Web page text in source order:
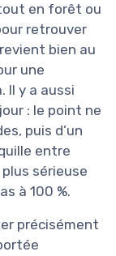
en forêt ou
retrouver
bien au
une
Il y a aussi
: le point ne
puis d’un
entre
sérieuse
à 100 %.
précisément